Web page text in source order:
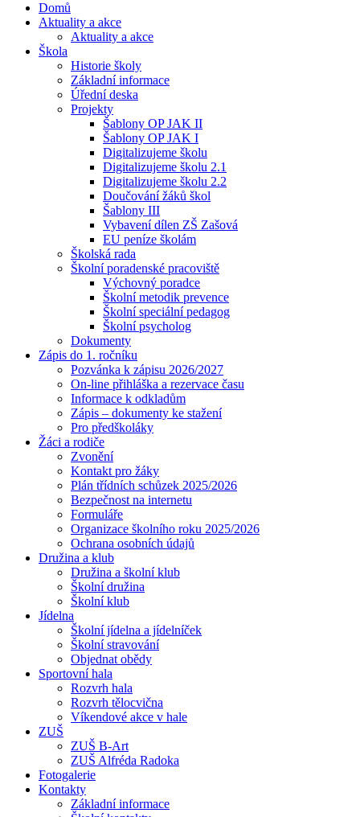
Domů
Aktuality a akce
Aktuality a akce
Škola
Historie školy
Základní informace
Úřední deska
Projekty
Šablony OP JAK II
Šablony OP JAK I
Digitalizujeme školu
Digitalizujeme školu 2.1
Digitalizujeme školu 2.2
Doučování žáků škol
Šablony III
Vybavení dílen ZŠ Zašová
EU peníze školám
Školská rada
Školní poradenské pracoviště
Výchovný poradce
Školní metodik prevence
Školní speciální pedagog
Školní psycholog
Dokumenty
Zápis do 1. ročníku
Pozvánka k zápisu 2026/2027
On-line přihláška a rezervace času
Informace k odkladům
Zápis – dokumenty ke stažení
Pro předškoláky
Žáci a rodiče
Zvonění
Kontakt pro žáky
Plán třídních schůzek 2025/2026
Bezpečnost na internetu
Formuláře
Organizace školního roku 2025/2026
Ochrana osobních údajů
Družina a klub
Družina a školní klub
Školní družina
Školní klub
Jídelna
Školní jídelna a jídelníček
Školní stravování
Objednat obědy
Sportovní hala
Rozvrh hala
Rozvrh tělocvična
Víkendové akce v hale
ZUŠ
ZUŠ B-Art
ZUŠ Alfréda Radoka
Fotogalerie
Kontakty
Základní informace